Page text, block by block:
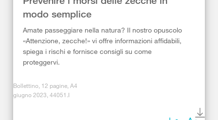
modo semplice
Amate passeggiare nella natura? Il nostro opuscolo
«Attenzione, zecche!» vi offre informazioni affidabili,
spiega i rischi e fornisce consigli su come
proteggervi.
Bollettino, 12 pagine, A4
giugno 2023, 44051.I